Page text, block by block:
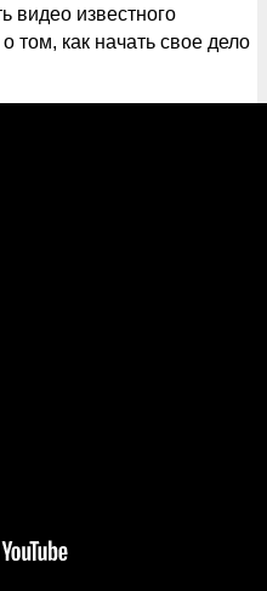
видео известного
том, как начать свое дело